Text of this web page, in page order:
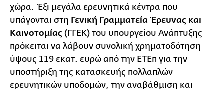
χώρα. Έξι μεγάλα ερευνητικά κέντρα που
υπάγονται στη Γενική Γραμματεία Έρευνας και
Καινοτομίας (ΓΓΕΚ) του υπουργείου Ανάπτυξης
πρόκειται να λάβουν συνολική χρηματοδότηση
ύψους 119 εκατ. ευρώ από την ΕΤΕπ για την
υποστήριξη της κατασκευής πολλαπλών
ερευνητικών υποδομών, την αναβάθμιση και